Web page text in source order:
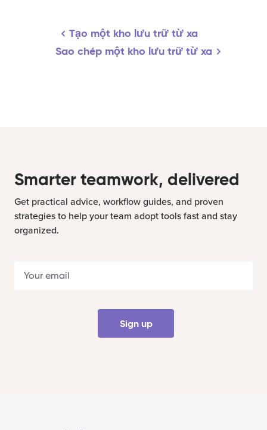
Tạo một kho lưu trữ từ xa
Sao chép một kho lưu trữ từ xa
Smarter teamwork, delivered
Get practical advice, workflow guides, and proven
strategies to help your team adopt tools fast and stay
organized.
Sign up